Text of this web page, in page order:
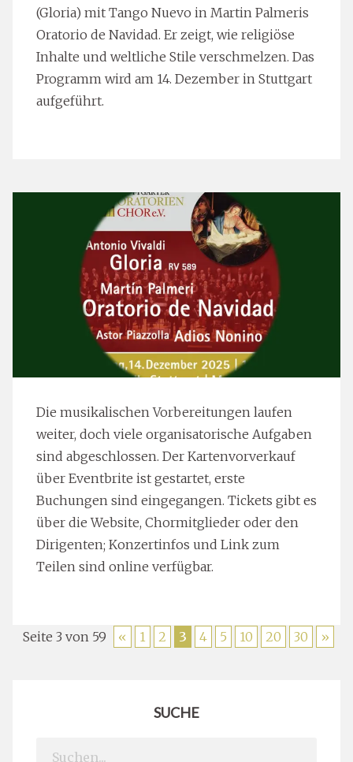
(Gloria) mit Tango Nuevo in Martin Palmeris
Oratorio de Navidad. Er zeigt, wie religiöse
Inhalte und weltliche Stile verschmelzen. Das
Programm wird am 14. Dezember in Stuttgart
aufgeführt.
Die musikalischen Vorbereitungen laufen
weiter, doch viele organisatorische Aufgaben
sind abgeschlossen. Der Kartenvorverkauf
über Eventbrite ist gestartet, erste
Buchungen sind eingegangen. Tickets gibt es
über die Website, Chormitglieder oder den
Dirigenten; Konzertinfos und Link zum
Teilen sind online verfügbar.
Seite 3 von 59 « 1 2 3 4 5 10 20 30 »
SUCHE
Search